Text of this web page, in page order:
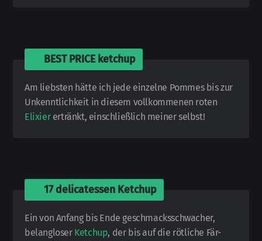
BEST PRICE ketchup
Am liebsten hätte ich jede einzelne Pommes bis zur
Un­kennt­lich­keit in diesem voll­kommenen roten
Elixierer­tränkt, ein­schließ­lich meiner selbst!
17 delicatessen Ketchup
Ein von Anfang bis Ende geschmacks­schwacher,
belang­loser Ketchup, der bis auf die röt­liche Fär­